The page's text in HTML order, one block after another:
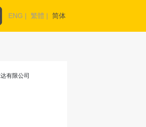
ENG | 繁體 | 简体